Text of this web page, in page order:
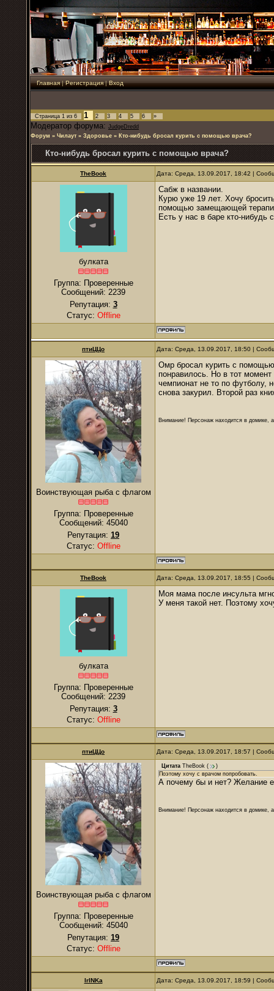
Главная|Регистрация|Вход
Страница 1 из 6 1 2 3 4 5 6 »
Модератор форума: JudgeDredd
Форум » Чилаут » Здоровье » Кто-нибудь бросал курить с помощью врача?
Кто-нибудь бросал курить с помощью врача?
TheBook Дата: Среда, 13.09.2017, 18:42 |
булката
Группа: Проверенные
Сообщений: 2239
Репутация: 3
Статус: Offline
Сабж в названии.
Курю уже 19 лет. Хочу
помощью замещающей
Есть у нас в баре кто-нибудь
птиЦЦо Дата: Среда, 13.09.2017, 18:50 |
Воинствующая рыба с флагом
Группа: Проверенные
Сообщений: 45040
Репутация: 19
Статус: Offline
Омр бросал курить с помощью
понравилось. Но в тот
чемпионат не то по футболу,
снова закурил. Второй раз
Внимание! Персонаж находится в домике,
TheBook Дата: Среда, 13.09.2017, 18:55 |
булката
Группа: Проверенные
Сообщений: 2239
Репутация: 3
Статус: Offline
Моя мама после инсульта
У меня такой нет. Поэтому
птиЦЦо Дата: Среда, 13.09.2017, 18:57 |
Воинствующая рыба с флагом
Группа: Проверенные
Сообщений: 45040
Репутация: 19
Статус: Offline
Цитата TheBook (
)
Поэтому хочу с врачом попробовать.
А почему бы и нет? Желание
Внимание! Персонаж находится в домике,
IrINKa Дата: Среда, 13.09.2017, 18:59 |